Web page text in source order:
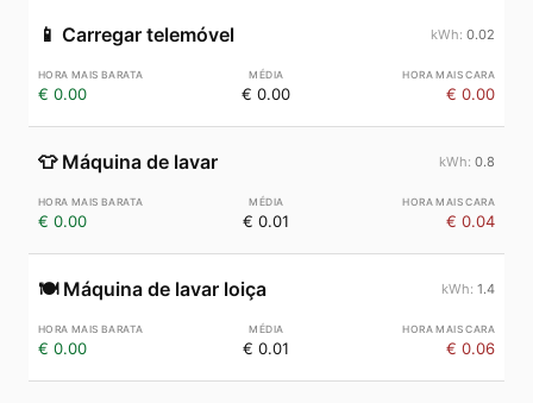
📱 Carregar telemóvel 0.02
€ 0.00 € 0.00 € 0.00
👕 Máquina de lavar 0.8
€ 0.00 € 0.01 € 0.04
🍽️ Máquina de lavar loiça 1.4
€ 0.00 € 0.01 € 0.06